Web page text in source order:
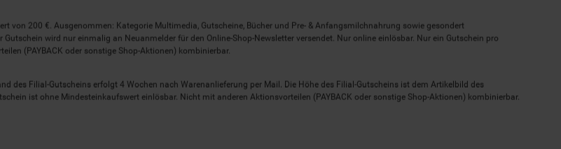
von 200 €. Ausgenommen: Kategorie Multimedia, Gutscheine, Bücher und Pre- & Anfangsmilchnahrung sowie gesondert
wird nur einmalig an Neuanmelder für den Online-Shop-Newsletter versendet. Nur online einlösbar. Nur ein Gutschein pro
(PAYBACK oder sonstige Shop-Aktionen) kombinierbar.
des Filial-Gutscheins erfolgt 4 Wochen nach Warenanlieferung per Mail. Die Höhe des Filial-Gutscheins ist dem Artikelbild des
ist ohne Mindesteinkaufswert einlösbar. Nicht mit anderen Aktionsvorteilen (PAYBACK oder sonstige Shop-Aktionen) kombinierbar.